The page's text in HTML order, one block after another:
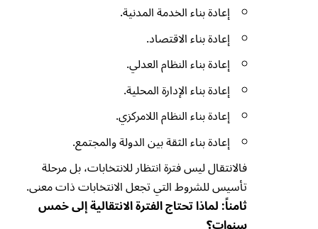
إعادة بناء الخدمة المدنية.
إعادة بناء الاقتصاد.
إعادة بناء النظام العدلي.
إعادة بناء الإدارة المحلية.
إعادة بناء النظام اللامركزي.
إعادة بناء الثقة بين الدولة والمجتمع.
فالانتقال ليس فترة انتظار للانتخابات، بل مرحلة
تأسيس للشروط التي تجعل الانتخابات ذات معنى.
ثامناً: لماذا تحتاج الفترة الانتقالية إلى خمس